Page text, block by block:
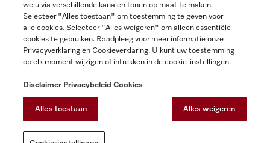
Algemene voorwaarden en informatie
Privacybeleid
Gebruiksvoorwaarden
Toegankelijkheidsverklaring
Digital Services Act
Cookie-instellingen
we u via verschillende kanalen tonen op maat te maken.
Selecteer "Alles toestaan" om toestemming te geven voor
alle cookies. Selecteer "Alles weigeren" om alleen essentiële
cookies te gebruiken. Raadpleeg voor meer informatie onze
Privacyverklaring en Cookieverklaring. U kunt uw toestemming
op elk moment wijzigen of intrekken in de cookie-instellingen.
Disclaimer Privacybeleid Cookies
Alles toestaan Alles weigeren